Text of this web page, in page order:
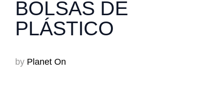
BOLSAS DE
PLÁSTICO
by Planet On